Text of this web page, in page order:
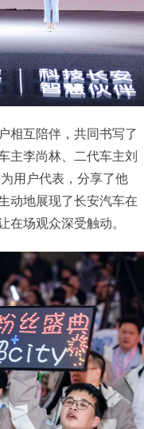
相互陪伴，共同书写了
主李尚林、二代车主刘
用户代表，分享了他
动地展现了长安汽车在
在场观众深受触动。